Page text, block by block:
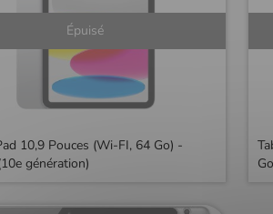
Épuisé
10,9 Pouces (Wi-FI, 64 Go) -
génération)
Go